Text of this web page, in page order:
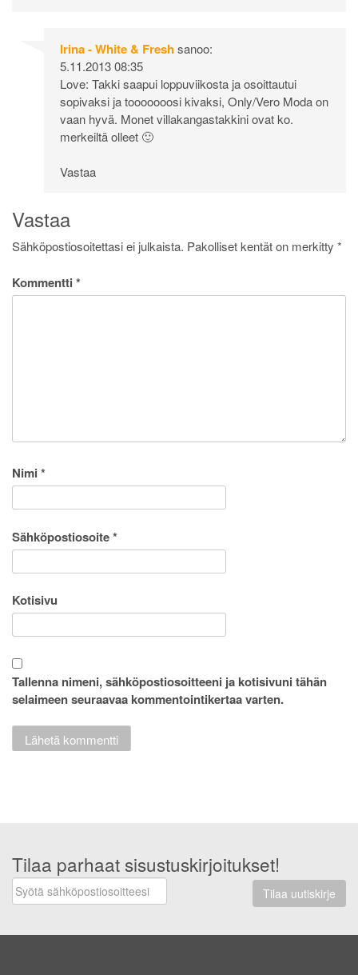
Irina - White & Freshsanoo:
5.11.2013 08:35
Love: Takki saapui loppuviikosta ja osoittautui
sopivaksi ja tooooooosi kivaksi, Only/Vero Moda on
vaan hyvä. Monet villakangastakkini ovat ko.
merkeiltä olleet 🙂
Vastaa
Vastaa
Sähköpostiosoitettasi ei julkaista. Pakolliset kentät on merkitty *
Kommentti *
Nimi *
Sähköpostiosoite*
Kotisivu
Tallenna nimeni, sähköpostiosoitteeni ja kotisivuni tähän
selaimeen seuraavaa kommentointikertaa varten.
Tilaa parhaat sisustuskirjoitukset!
Tilaa uutiskirje